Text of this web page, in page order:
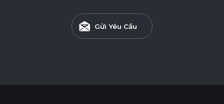
năng chống nước vượt trội và chống mối mọt hiệu quả, phù
hợp cho các khu vực ẩm ướt như nhà tắm, bếp và khu giặt.
Gửi Yêu Cầu